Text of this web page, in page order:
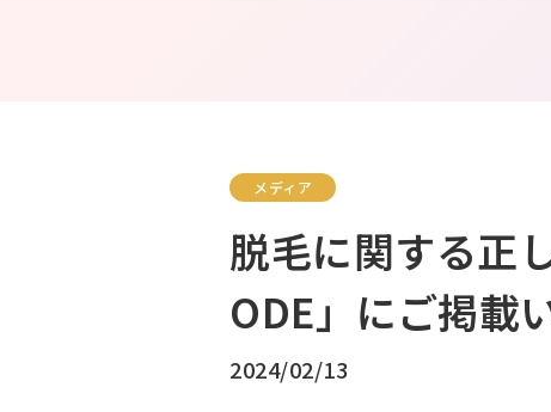
メディア
脱毛に関する正
ODE」にご掲載
2024/02/13